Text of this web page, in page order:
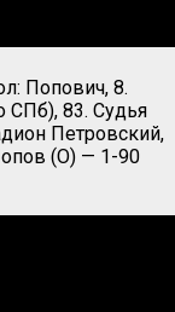
Попович, 8.
83. Судья
Петровский,
(О) — 1-90